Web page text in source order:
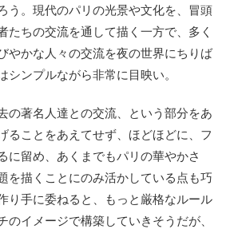
う。現代のパリの光景や文化を、冒頭
たちの交流を通して描く一方で、多く
やかな人々の交流を夜の世界にちりば
シンプルながら非常に目映い。
の著名人達との交流、という部分をあ
ることをあえてせず、ほどほどに、フ
に留め、あくまでもパリの華やかさ
を描くことにのみ活かしている点も巧
り手に委ねると、もっと厳格なルール
のイメージで構築していきそうだが、